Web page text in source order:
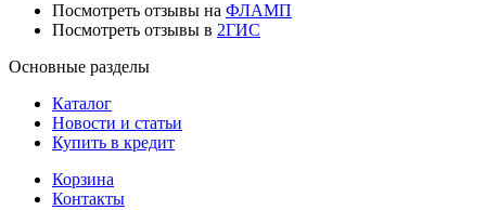
Посмотреть отзывы на ФЛАМП
Посмотреть отзывы в 2ГИС
Основные разделы
Каталог
Новости и статьи
Купить в кредит
Корзина
Контакты